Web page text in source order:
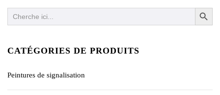
Search
for:
SEARCH
CATÉGORIES DE PRODUITS
Peintures de signalisation